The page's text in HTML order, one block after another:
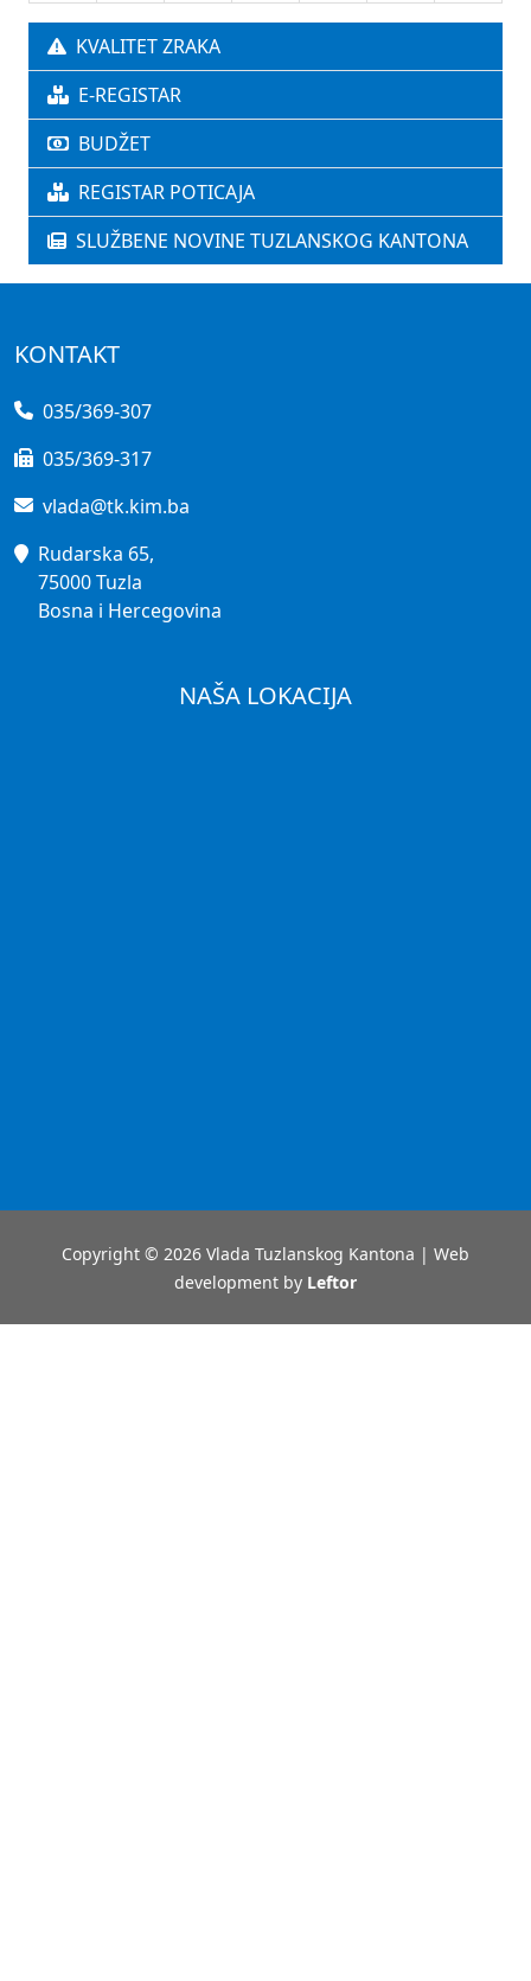
KVALITET ZRAKA
E-REGISTAR
BUDŽET
REGISTAR POTICAJA
SLUŽBENE NOVINE TUZLANSKOG KANTONA
KONTAKT
035/369-307
035/369-317
vlada@tk.kim.ba
Rudarska 65,
75000 Tuzla
Bosna i Hercegovina
NAŠA LOKACIJA
Copyright © 2026 Vlada Tuzlanskog Kantona | Web
development by Leftor